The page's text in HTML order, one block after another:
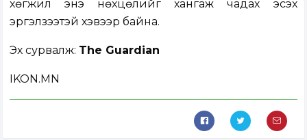
хөгжил энэ нөхцөлийг хангаж чадах эсэх
эргэлзээтэй хэвээр байна.
Эх сурвалж: The Guardian
IKON.MN